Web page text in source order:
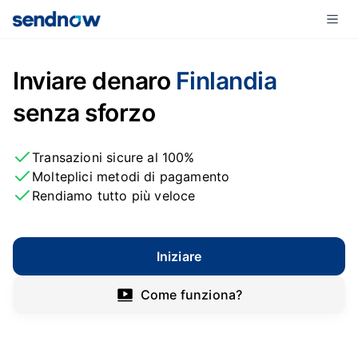
Inviare denaro Finlandia
senza sforzo
Transazioni sicure al 100%
Molteplici metodi di pagamento
Rendiamo tutto più veloce
Iniziare
Come funziona?